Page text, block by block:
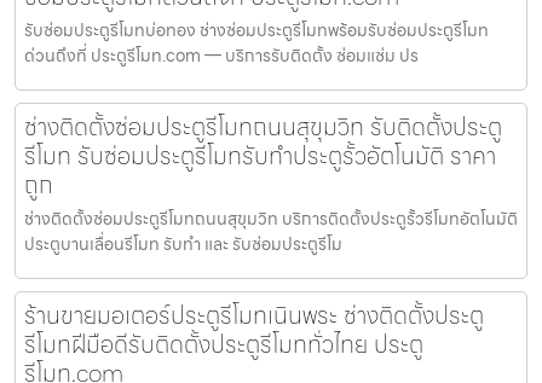
รับซ่อมประตูรีโมทบ่อทอง ช่างซ่อมประตูรีโมทพร้อมรับซ่อมประตูรีโมท
ด่วนถึงที่ ประตูรีโมท.com — บริการรับติดตั้ง ซ่อมแซ่ม ปร
ช่างติดตั้งซ่อมประตูรีโมทถนนสุขุมวิท รับติดตั้งประตู
รีโมท รับซ่อมประตูรีโมทรับทำประตูรั้วอัตโนมัติ ราคา
ถูก
ช่างติดตั้งซ่อมประตูรีโมทถนนสุขุมวิท บริการติดตั้งประตูรั้วรีโมทอัตโนมัติ
ประตูบานเลื่อนรีโมท รับทำ และ รับซ่อมประตูรีโม
ร้านขายมอเตอร์ประตูรีโมทเนินพระ ช่างติดตั้งประตู
รีโมทฝีมือดีรับติดตั้งประตูรีโมททั่วไทย ประตู
รีโมท.com